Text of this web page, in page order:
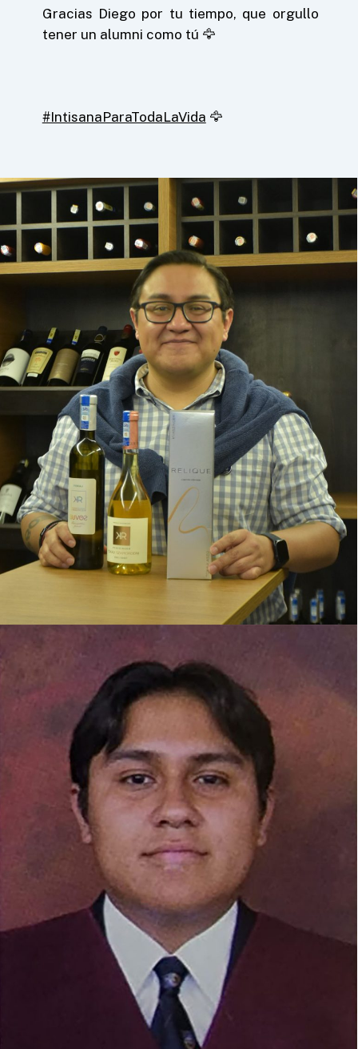
Gracias Diego por tu tiempo, que orgullo
tener un alumni como tú 🦅
#IntisanaParaTodaLaVida 🦅